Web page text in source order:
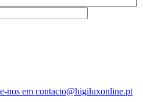
nos em contacto@higiluxonline.pt